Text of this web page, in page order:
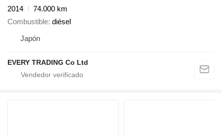
2014
74.000 km
Combustible diésel
Japón
EVERY TRADING Co Ltd